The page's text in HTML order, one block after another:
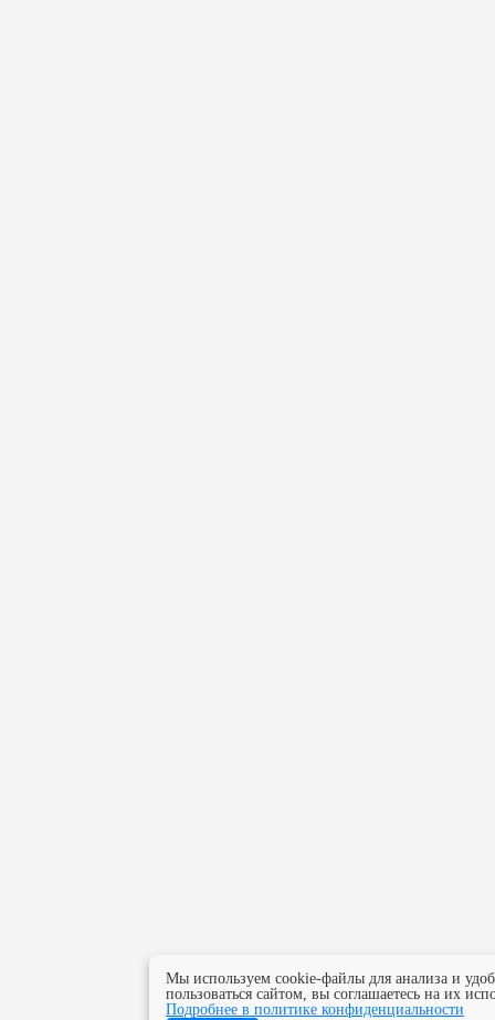
Мы используем cookie-файлы для анализа и
пользоваться сайтом, вы соглашаетесь на их
Подробнее в политике конфиденциальности